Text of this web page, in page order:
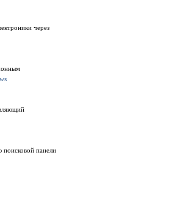
через
поисковой панели